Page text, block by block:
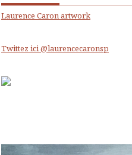
Laurence Caron artwork
Twittez ici @laurencecaronsp